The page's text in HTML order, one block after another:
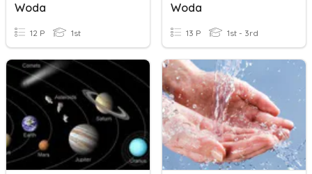
Woda
12 P 1st
Woda
13 P 1st - 3rd